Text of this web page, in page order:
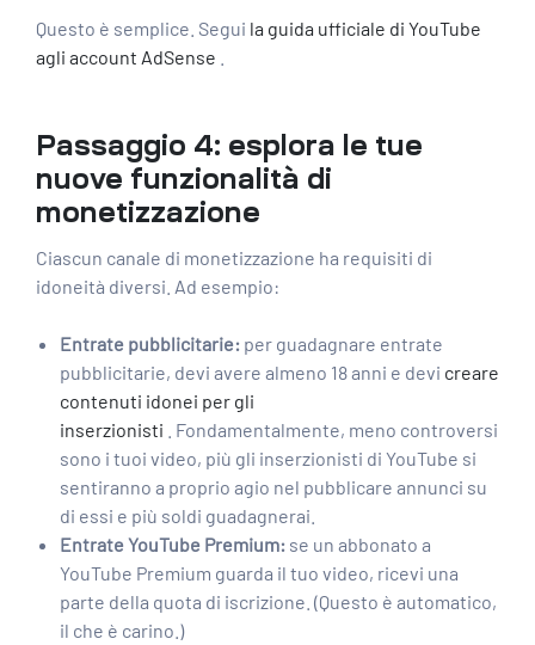
Questo è semplice. Segui la guida ufficiale di YouTube
agli account AdSense
Passaggio 4: esplora le tue
nuove funzionalità di
monetizzazione
Ciascun canale di monetizzazione ha requisiti di
idoneità diversi. Ad esempio:
Entrate pubblicitarie: per guadagnare entrate
pubblicitarie, devi avere almeno 18 anni e devi creare
contenuti idonei per gli
inserzionisti . Fondamentalmente, meno controversi
sono i tuoi video, più gli inserzionisti di YouTube si
sentiranno a proprio agio nel pubblicare annunci su
di essi e più soldi guadagnerai.
Entrate YouTube Premium: se un abbonato a
YouTube Premium guarda il tuo video, ricevi una
parte della quota di iscrizione. (Questo è automatico,
il che è carino.)